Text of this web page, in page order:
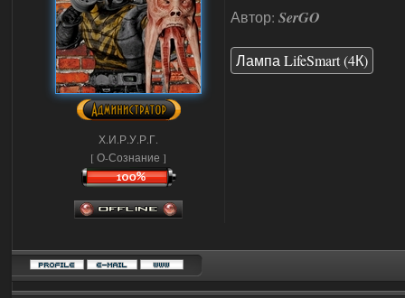
Х.И.Р.У.Р.Г.
[ О-Сознание ]
Автор: SerGO
Лампа LifeSmart (4К)